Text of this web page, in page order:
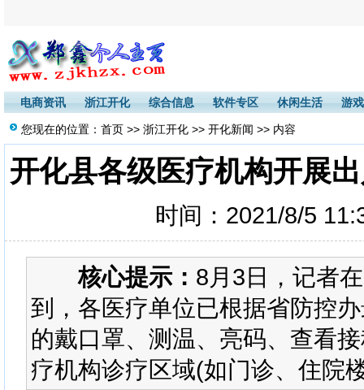
电商资讯 浙江开化 综合信息 软件专区 休闲生活 游
您现在的位置： 首页 >> 浙江开化 >> 开化新闻 >> 内容
开化县各级医疗机构开展
时间：2021/8/5
核心提示： 8月3日，记者
到，各医疗单位已根据省防控
的戴口罩、测温、亮码、查看
疗机构诊疗区域(如门诊、住院